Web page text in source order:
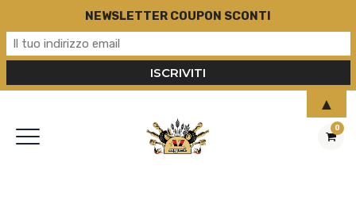
0
NEWSLETTER COUPON SCONTI
▲